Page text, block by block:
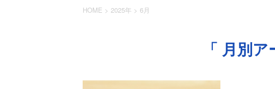
HOME > 2025年 > 6月
「 月別